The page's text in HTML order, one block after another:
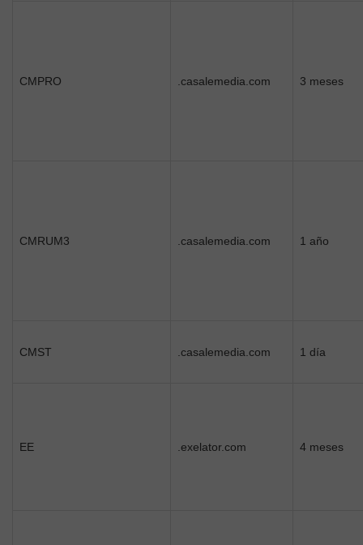
CMPRO .casalemedia.com 3 meses
CMRUM3 .casalemedia.com 1 año
CMST .casalemedia.com 1 día
EE .exelator.com 4 meses